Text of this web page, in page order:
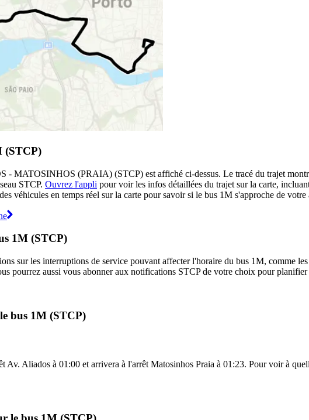
(STCP)
MATOSINHOS (PRAIA) (STCP) est affiché ci-dessus. Le tracé du trajet
STCP. Ouvrez l'appli pour voir les infos détaillées du trajet sur la carte,
véhicules en temps réel sur la carte pour savoir si le bus 1M s'approche de votre
1M (STCP)
sur les interruptions de service pouvant affecter l'horaire du bus 1M, comme
pourrez aussi vous abonner aux notifications STCP de votre choix pour
bus 1M (STCP)
Av. Aliados à 01:00 et arrivera à l'arrêt Matosinhos Praia à 01:23. Pour voir à